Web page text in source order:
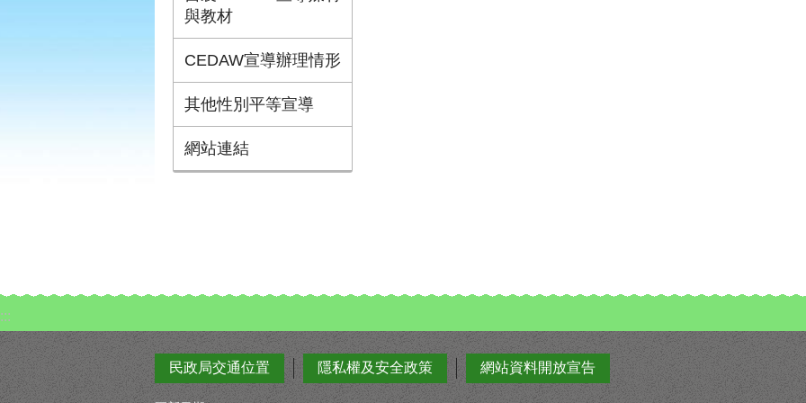
與教材
CEDAW宣導辦理情形
其他性別平等宣導
網站連結
:::
民政局交通位置 隱私權及安全政策 網站資料開放宣告